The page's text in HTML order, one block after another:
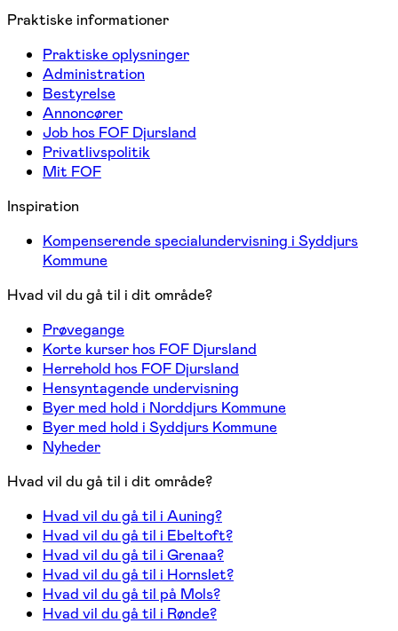
Praktiske informationer
Praktiske oplysninger
Administration
Bestyrelse
Annoncører
Job hos FOF Djursland
Privatlivspolitik
Mit FOF
Inspiration
Kompenserende specialundervisning i Syddjurs
Kommune
Hvad vil du gå til i dit område?
Prøvegange
Korte kurser hos FOF Djursland
Herrehold hos FOF Djursland
Hensyntagende undervisning
Byer med hold i Norddjurs Kommune
Byer med hold i Syddjurs Kommune
Nyheder
Hvad vil du gå til i dit område?
Hvad vil du gå til i Auning?
Hvad vil du gå til i Ebeltoft?
Hvad vil du gå til i Grenaa?
Hvad vil du gå til i Hornslet?
Hvad vil du gå til på Mols?
Hvad vil du gå til i Rønde?